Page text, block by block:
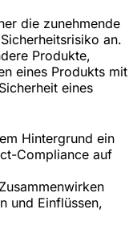
die zunehmende
an.
Produkte,
eines Produkts mit
eines
Hintergrund ein
Compliance auf
und Einflüssen,